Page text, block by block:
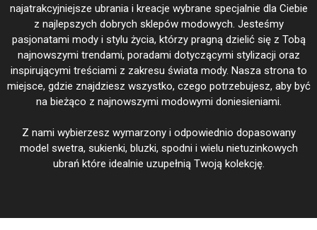
najatrakcyjniejsze ubrania i kreacje wybrane specjalnie dla Ciebie
z najlepszych dobrych sklepów modowych. Jesteśmy
pasjonatami mody i stylu życia, którzy pragną dzielić się z Tobą
najnowszymi trendami, poradami dotyczącymi stylizacji oraz
inspirującymi treściami z zakresu świata mody. Nasza strona to
miejsce, gdzie znajdziesz wszystko, czego potrzebujesz, aby być
na bieżąco z najnowszymi modowymi doniesieniami.
Z nami wybierzesz wymarzony i odpowiednio dopasowany
model swetra, sukienki, bluzki, spodni i wielu nietuzinkowych
ubrań które idealnie uzupełnią Twoją kolekcję.